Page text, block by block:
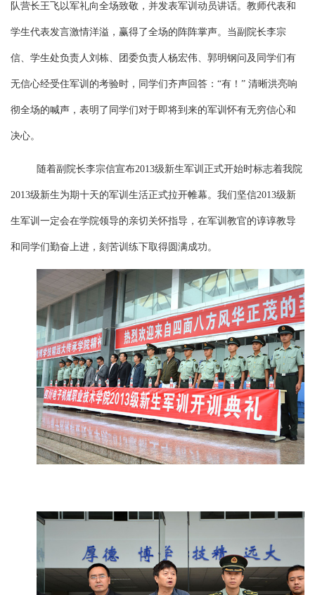
队营长王飞以军礼向全场致敬，并发表军训动员讲话。教师代表和
学生代表发言激情洋溢，赢得了全场的阵阵掌声。当副院长李宗
信、学生处负责人刘栋、团委负责人杨宏伟、郭明钢问及同学们有
无信心经受住军训的考验时，同学们齐声回答：“有！” 清晰洪亮响
彻全场的喊声，表明了同学们对于即将到来的军训怀有无穷信心和
决心。
随着副院长李宗信宣布2013级新生军训正式开始时标志着我院
2013级新生为期十天的军训生活正式拉开帷幕。我们坚信2013级新
生军训一定会在学院领导的亲切关怀指导，在军训教官的谆谆教导
和同学们勤奋上进，刻苦训练下取得圆满成功。